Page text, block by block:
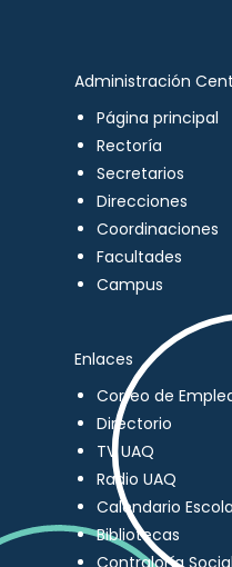
Administración
Página principal
Rectoría
Secretarios
Direcciones
Coordinaciones
Facultades
Campus
Enlaces
Correo de
Directorio
TV UAQ
Radio UAQ
Calendario
Bibliotecas
Contraloría Social